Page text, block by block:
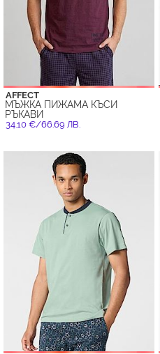
AFFECT
МЪЖКА ПИЖАМА КЪСИ
РЪКАВИ
34.10 €/66.69 ЛВ.